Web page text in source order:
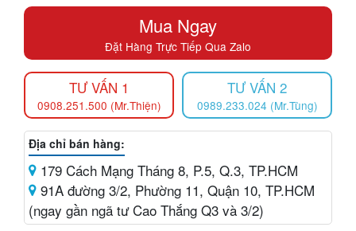
Mua Ngay
Đặt Hàng Trực Tiếp Qua Zalo
TƯ VẤN 1
0908.251.500 (Mr.Thiện)
TƯ VẤN 2
0989.233.024 (Mr.Tùng)
Địa chỉ bán hàng:
179 Cách Mạng Tháng 8, P.5, Q.3, TP.HCM
91A đường 3/2, Phường 11, Quận 10, TP.HCM
(ngay gần ngã tư Cao Thắng Q3 và 3/2)